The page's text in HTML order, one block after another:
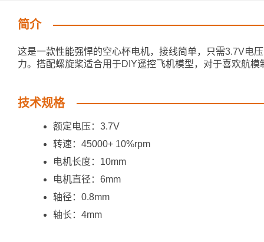
简介
这是一款性能强悍的空心杯电机，接线简单，只需3.7V电
力。搭配螺旋桨适合用于DIY遥控飞机模型，对于喜欢航
技术规格
额定电压：3.7V
转速：45000+ 10%rpm
电机长度：10mm
电机直径：6mm
轴径：0.8mm
轴长：4mm